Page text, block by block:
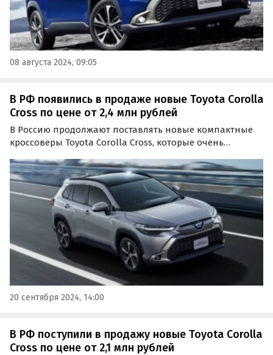
08 августа 2024, 09:05
В РФ появились в продаже новые Toyota Corolla
Cross по цене от 2,4 млн рублей
В Россию продолжают поставлять новые компактные
кроссоверы Toyota Corolla Cross, которые очень
одном из сайтов объявлений сейчас начинаются от 2
400 000 рублей, пишут «Автоновости дня».
20 сентября 2024, 14:00
В РФ поступили в продажу новые Toyota Corolla
Cross по цене от 2,1 млн рублей